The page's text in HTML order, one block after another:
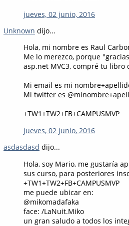
jueves, 02 junio, 2016
Unknown dijo...
Hola, mi nombre es Raul
Me lo merezco, porque
asp.net MVC3, compré tu libro
Mi email es mi
Mi twitter es
+TW1+TW2+FB+CAMPUSMVP
jueves, 02 junio, 2016
asdasdasd dijo...
Hola, soy Mario, me gustaría
sus curso, para posteriores
+TW1+TW2+FB+CAMPUSMVP
me puede ubicar en:
@mikomadafaka
face: /LaNuit.Miko
un gran saludo a todos los